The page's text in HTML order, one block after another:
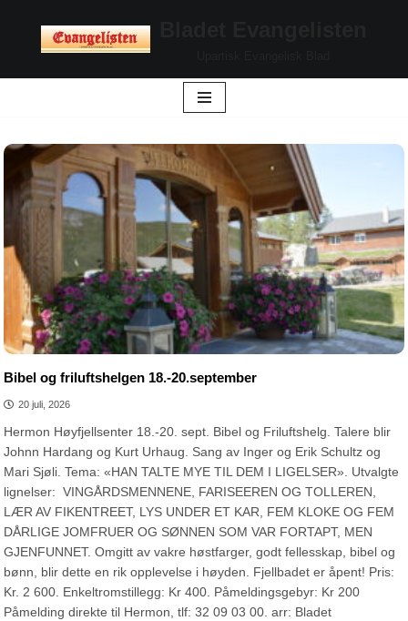
Hopp
Bibel og friluftshelgen 18.-20.september
20 juli, 2026
Hermon Høyfjellsenter 18.-20. sept. Bibel og Friluftshelg. Talere blir
Johnn Hardang og Kurt Urhaug. Sang av Inger og Erik Schultz og
Mari Sjøli. Tema: «HAN TALTE MYE TIL DEM I LIGELSER». Utvalgte
lignelser: VINGÅRDSMENNENE, FARISEEREN OG TOLLEREN,
LÆR AV FIKENTREET, LYS UNDER ET KAR, FEM KLOKE OG FEM
DÅRLIGE JOMFRUER OG SØNNEN SOM VAR FORTAPT, MEN
GJENFUNNET. Omgitt av vakre høstfarger, godt fellesskap, bibel og
bønn, blir dette en rik opplevelse i høyden. Fjellbadet er åpent! Pris:
Kr. 2 600. Enkeltromstillegg: Kr 400. Påmeldingsgebyr: Kr 200
Påmelding direkte til Hermon, tlf: 32 09 03 00. arr: Bladet